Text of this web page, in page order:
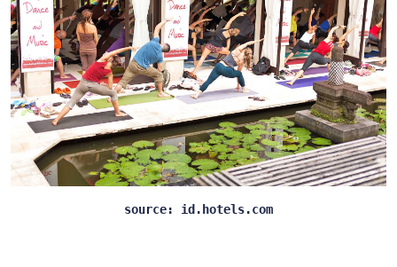
source: id.hotels.com